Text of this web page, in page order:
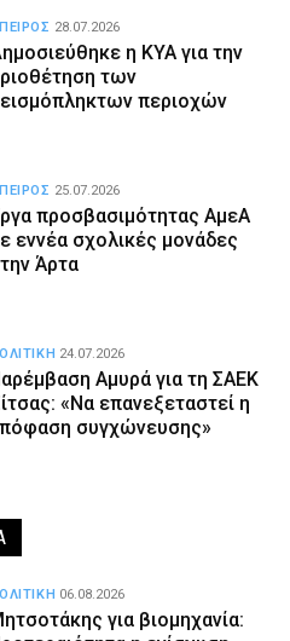
η ΚΥΑ για την
των
περιοχών
28.07.2026
προσβασιμότητας ΑμεΑ
εννέα σχολικές μονάδες
Άρτα
25.07.2026
Αμυρά για τη ΣΑΕΚ
«Να επανεξεταστεί η
συγχώνευσης»
24.07.2026
για βιομηχανία:
06.08.2026